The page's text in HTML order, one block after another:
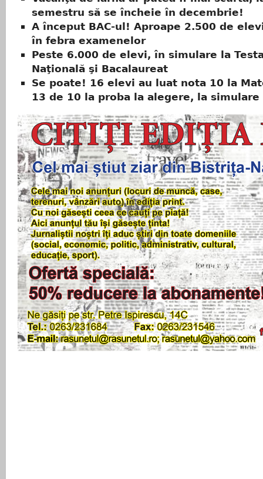
semestru să se încheie în decembrie!
A început BAC-ul! Aproape 2.500 de
în febra examenelor
Peste 6.000 de elevi, în simulare la
Naţională şi Bacalaureat
Se poate! 16 elevi au luat nota 10 la
13 de 10 la proba la alegere, la simulare